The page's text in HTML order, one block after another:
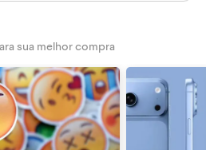
sua melhor compra